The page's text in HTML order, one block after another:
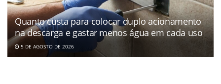
Quanto custa para colocar duplo acionamento
na descarga e gastar menos água em cada uso
5 DE AGOSTO DE 2026